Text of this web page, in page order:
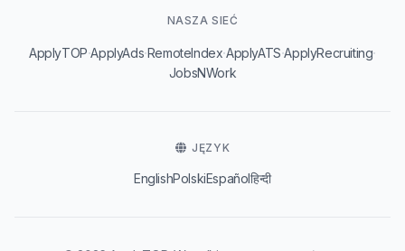
NASZA SIEĆ
ApplyTOP·ApplyAds·RemoteIndex·ApplyATS·ApplyRecruiting·
JobsNWork
JĘZYK
EnglishPolskiEspañolहिन्दी